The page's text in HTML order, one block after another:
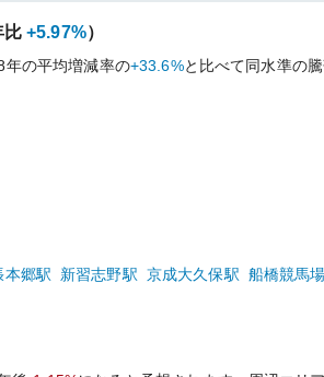
比 +5.97%）
年の平均増減率の+33.6%と比べて同水準の
本郷駅 新習志野駅 京成大久保駅 船橋競馬